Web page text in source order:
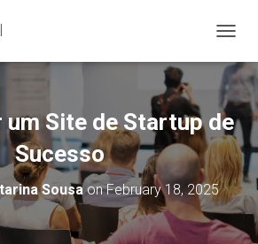
O
G
L
E
N
A
V
I
G
A
um Site de Startup de
Sucesso
SousaonFebruary 18, 2025